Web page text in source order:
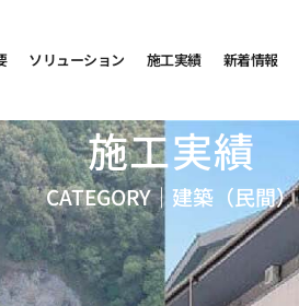
ソリューション 施工実績 新着情報
施工実績
CATEGORY｜ 建築（民間）